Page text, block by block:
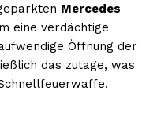
Mercedes
eine verdächtige
Öffnung der
das zutage, was